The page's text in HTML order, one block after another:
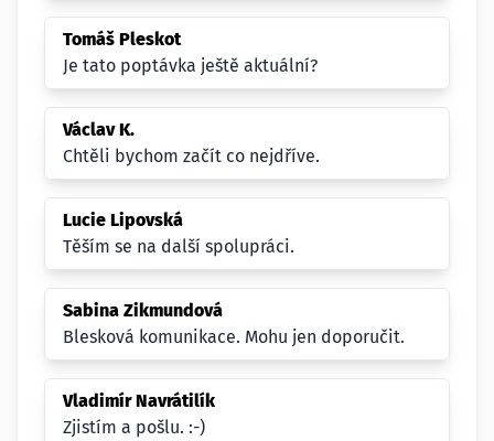
Tomáš Pleskot
Je tato poptávka ještě aktuální?
Václav K.
Chtěli bychom začít co nejdříve.
Lucie Lipovská
Těším se na další spolupráci.
Sabina Zikmundová
Blesková komunikace. Mohu jen doporučit.
Vladimír Navrátilík
Zjistím a pošlu. :-)